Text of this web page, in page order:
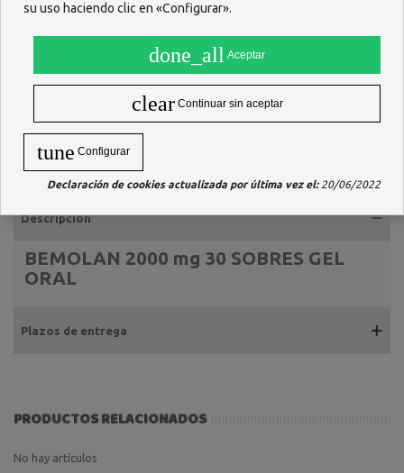
Descripción
BEMOLAN 2000 mg 30 SOBRES GEL
ORAL
Plazos de entrega
PRODUCTOS RELACIONADOS
No hay artículos
su uso haciendo clic en «Configurar».
done_all Aceptar
clear Continuar sin aceptar
tune Configurar
Declaración de cookies actualizada por última vez el:20/06/2022